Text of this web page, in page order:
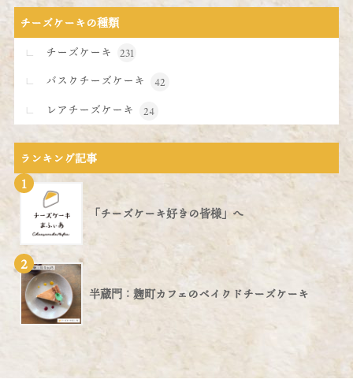
チーズケーキの種類
チーズケーキ
231
バスクチーズケーキ 42
レアチーズケーキ 24
ランキング記事
1
「チーズケーキ好きの皆様」へ
2
半蔵門：麹町カフェのベイクドチーズケーキ